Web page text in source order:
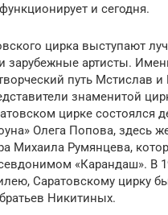
и сегодня.
цирка выступают
зарубежные артисты.
путь Мстислав и
знаменитой
цирке состоялся
Олега Попова, здесь
Михаила Румянцева,
«Карандаш». В
Саратовскому цирку
Никитиных.